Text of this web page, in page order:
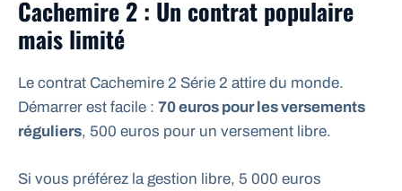
Cachemire 2 : Un contrat populaire
mais limité
Le contrat Cachemire 2 Série 2 attire du monde.
Démarrer est facile : 70 euros pour les versements
réguliers, 500 euros pour un versement libre.
Si vous préférez la gestion libre, 5 000 euros